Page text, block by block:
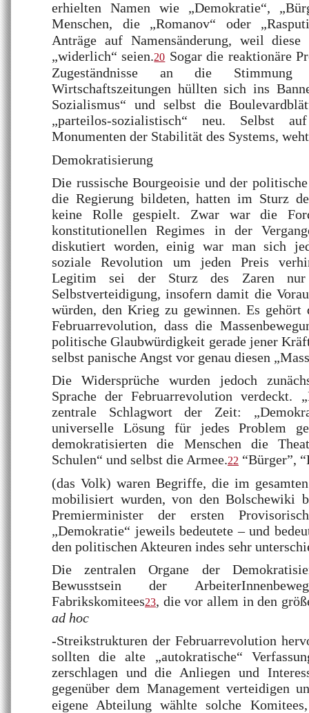
erhielten Namen wie „Demokratie“,
Menschen, die „Romanov“ oder
Anträge auf Namensänderung, weil diese
„widerlich“ seien.20 Sogar die reaktionäre
Zugeständnisse an die
Wirtschaftszeitungen hüllten sich ins
Sozialismus“ und selbst die
„parteilos-sozialistisch“ neu. Selbst
Monumenten der Stabilität des Systems,
Demokratisierung
Die russische Bourgeoisie und der
die Regierung bildeten, hatten im Sturz
keine Rolle gespielt. Zwar war die
konstitutionellen Regimes in der
diskutiert worden, einig war man sich
soziale Revolution um jeden Preis
Legitim sei der Sturz des Zaren
Selbstverteidigung, insofern damit die
würden, den Krieg zu gewinnen. Es gehört
Februarrevolution, dass die
politische Glaubwürdigkeit gerade jener
selbst panische Angst vor genau diesen
Die Widersprüche wurden jedoch
Sprache der Februarrevolution verdeckt.
zentrale Schlagwort der Zeit:
universelle Lösung für jedes Problem
demokratisierten die Menschen die
Schulen“ und selbst die Armee.22 “Bürger”,
(das Volk) waren Begriffe, die im
mobilisiert wurden, von den Bolschewiki
Premierminister der ersten
„Demokratie“ jeweils bedeutete – und
den politischen Akteuren indes sehr
Die zentralen Organe der
Bewusstsein der
Fabrikskomitees23, die vor allem in den
ad hoc
-Streikstrukturen der Februarrevolution
sollten die alte „autokratische“
zerschlagen und die Anliegen und
gegenüber dem Management verteidigen
eigene Abteilung wählte solche